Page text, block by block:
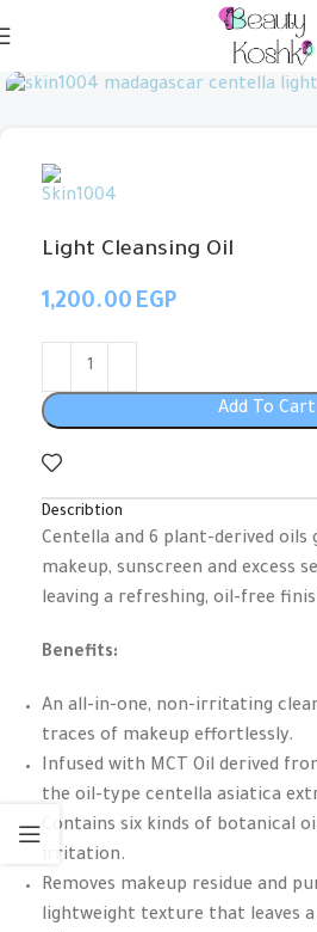
Light Cleansing Oil
EGP
Add To Cart
Describtion
Centella and 6 plant-derived oils
makeup, sunscreen and excess
leaving a refreshing, oil-free
Benefits:
An all-in-one, non-irritating
traces of makeup effortlessly.
Infused with MCT Oil derived
the oil-type centella asiatica
Contains six kinds of botanical
irritation.
Removes makeup residue and
lightweight texture that leaves